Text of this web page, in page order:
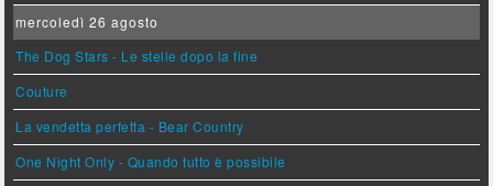
mercoledì 26 agosto
The Dog Stars - Le stelle dopo la fine
Couture
La vendetta perfetta - Bear Country
One Night Only - Quando tutto è possibile